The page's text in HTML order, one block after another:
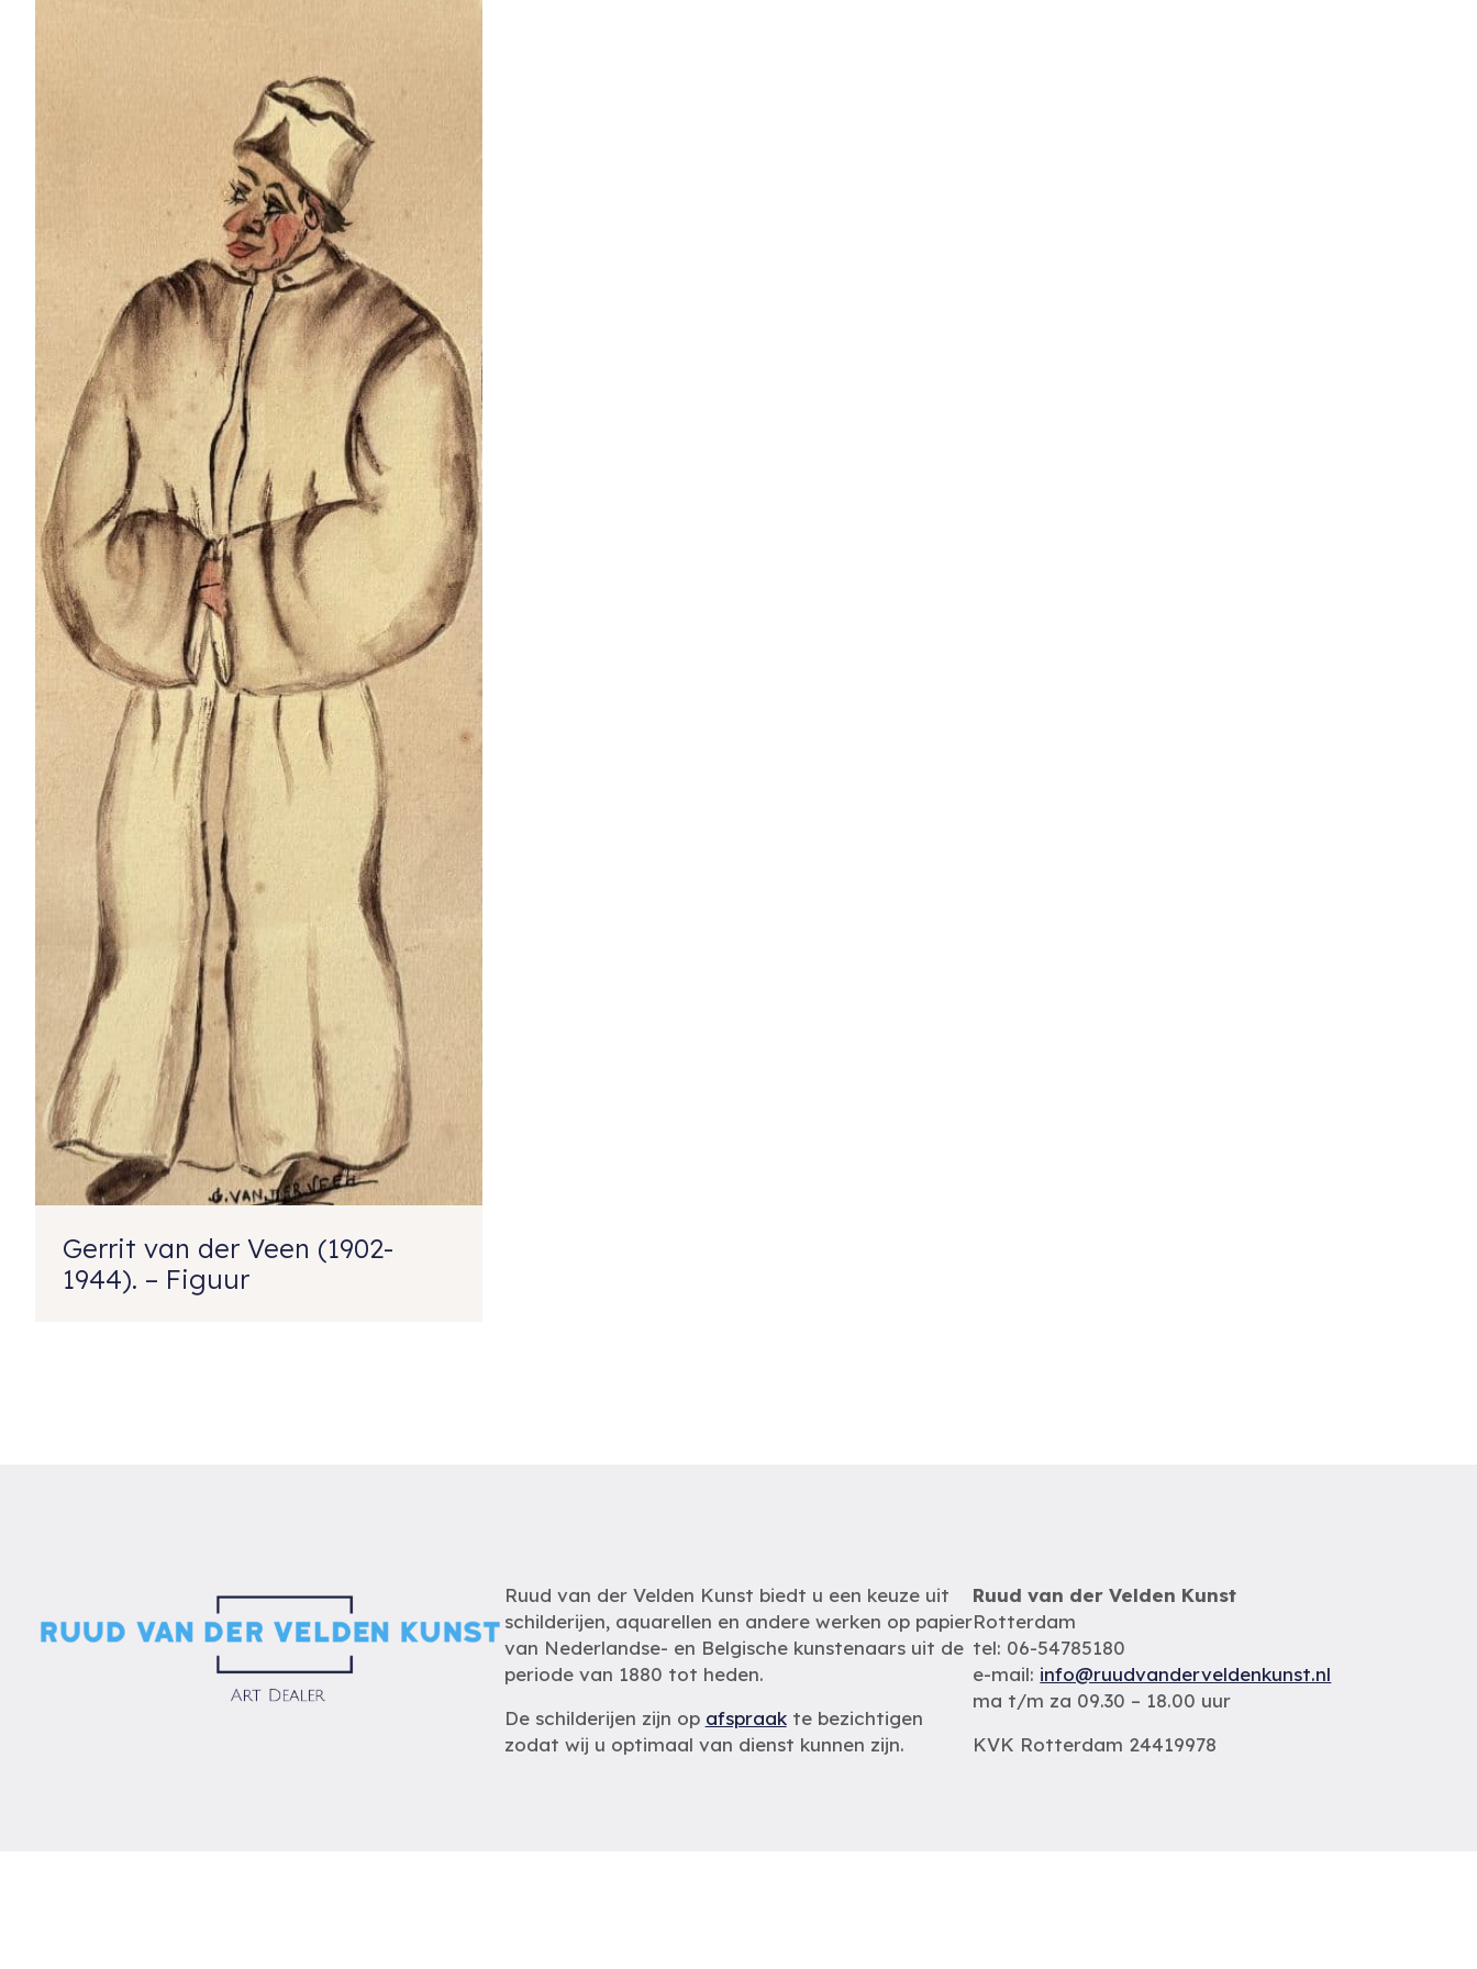
Gerrit van der Veen (1902-
1944). – Figuur
Ruud van der Velden Kunst biedt u een keuze uit
schilderijen, aquarellen en andere werken op papier
van Nederlandse- en Belgische kunstenaars uit de
periode van 1880 tot heden.
De schilderijen zijn op afspraakte bezichtigen
zodat wij u optimaal van dienst kunnen zijn.
Ruud van der Velden Kunst
Rotterdam
tel: 06-54785180
e-mail: info@ruudvanderveldenkunst.nl
ma t/m za 09.30 – 18.00 uur
KVK Rotterdam 24419978